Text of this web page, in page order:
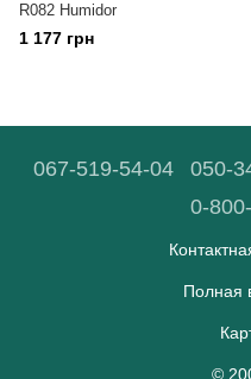
R082 Humidor
1 177 грн
067-519-54-04 050-
0-
Полная
©